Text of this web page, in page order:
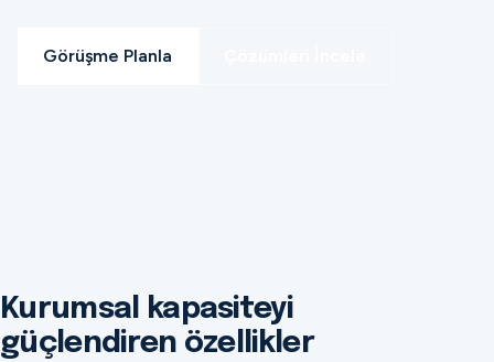
Görüşme Planla
Kurumsal kapasiteyi
güçlendiren özellikler